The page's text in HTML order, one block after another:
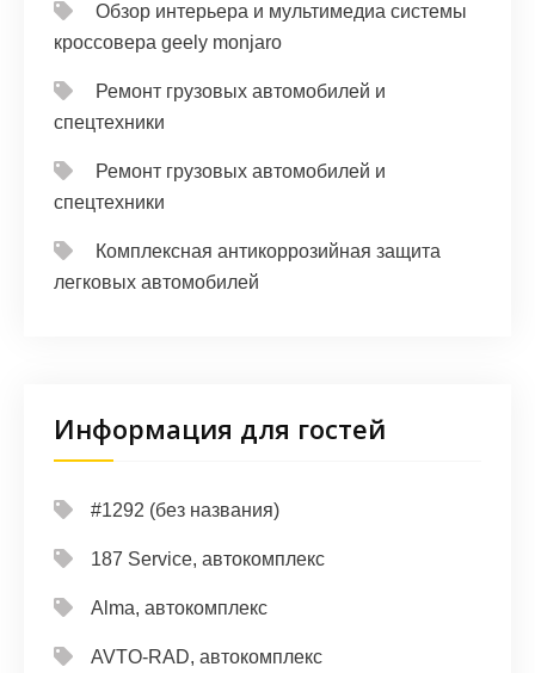
Обзор интерьера и мультимедиа системы
кроссовера geely monjaro
Ремонт грузовых автомобилей и
спецтехники
Ремонт грузовых автомобилей и
спецтехники
Комплексная антикоррозийная защита
легковых автомобилей
Информация для гостей
#1292 (без названия)
187 Service, автокомплекс
Alma, автокомплекс
AVTO-RAD, автокомплекс